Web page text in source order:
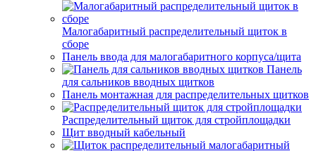
Малогабаритный распределительный щиток в
сборе
Панель ввода для малогабаритного корпуса/щита
Панель
для сальников вводных щитков
Панель монтажная для распределительных щитков
Распределительный щиток для стройплощадки
Щит вводный кабельный